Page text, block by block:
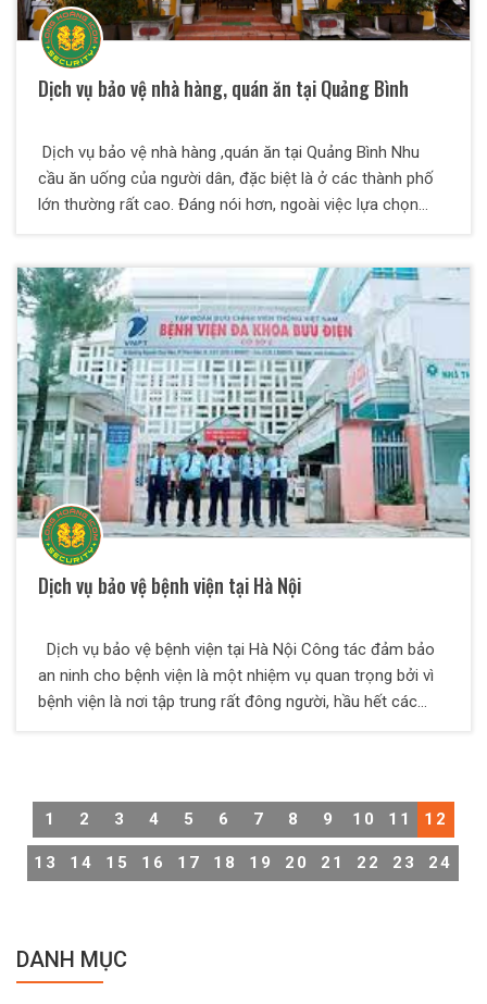
Dịch vụ bảo vệ nhà hàng, quán ăn tại Quảng Bình
Dịch vụ bảo vệ nhà hàng ,quán ăn tại Quảng Bình Nhu
cầu ăn uống của người dân, đặc biệt là ở các thành phố
lớn thường rất cao. Đáng nói hơn, ngoài việc lựa chọn
sự hiện diện của lực lượng bảo vệ chuyên nghiệp là vô
cùng cần thiết. Nắm bắt được nhu cầu đó, công ty bảo vệ
Thiên Long Hoàng cung cấp dịch vụ bảo vệ nhà hàng
quán ăn chuyên nghiệp hàng đầu hiện nay.
Dịch vụ bảo vệ bệnh viện tại Hà Nội
Dịch vụ bảo vệ bệnh viện tại Hà Nội Công tác đảm bảo
an ninh cho bệnh viện là một nhiệm vụ quan trọng bởi vì
bệnh viện là nơi tập trung rất đông người, hầu hết các
hỗ trợ mọi người. Ở bệnh viện, nhân viên bảo vệ ngoài
nhân và xe cứu thương.
1 2 3 4 5 6 7 8 9 10 11 12
13 14 15 16 17 18 19 20 21 22 23 24
DANH MỤC